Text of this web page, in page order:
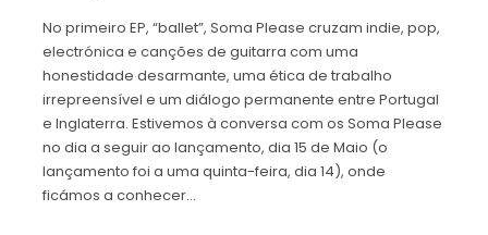
No primeiro EP, “ballet”, Soma Please cruzam indie, pop,
electrónica e canções de guitarra com uma
honestidade desarmante, uma ética de trabalho
irrepreensível e um diálogo permanente entre Portugal
e Inglaterra. Estivemos à conversa com os Soma Please
no dia a seguir ao lançamento, dia 15 de Maio (o
lançamento foi a uma quinta-feira, dia 14), onde
ficámos a conhecer…